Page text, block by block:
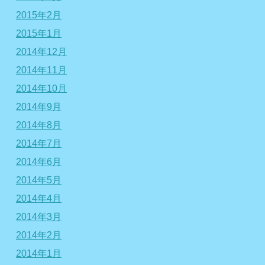
2015年2月
2015年1月
2014年12月
2014年11月
2014年10月
2014年9月
2014年8月
2014年7月
2014年6月
2014年5月
2014年4月
2014年3月
2014年2月
2014年1月